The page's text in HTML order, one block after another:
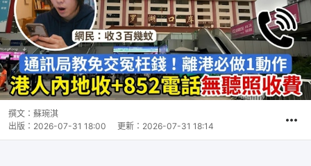
撰文： 蘇琬淇
出版： 2026-07-31 18:00 更新： 2026-07-31 18:14